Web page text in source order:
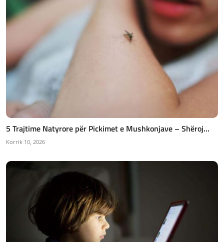
5 Trajtime Natyrore për Pickimet e Mushkonjave – Shëroj...
Korrik 10, 2026